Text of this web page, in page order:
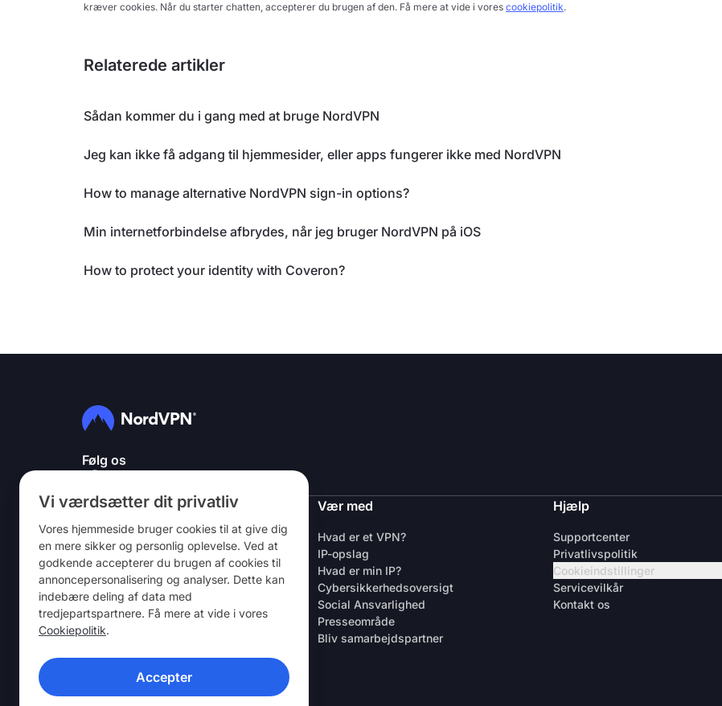
Vi værdsætter dit privatliv
Vores hjemmeside bruger cookies til at give dig
en mere sikker og personlig oplevelse. Ved at
godkende accepterer du brugen af ​​cookies til
annoncepersonalisering og analyser. Dette kan
indebære deling af data med
tredjepartspartnere. Få mere at vide i vores
Cookiepolitik.
Accepter
kræver cookies. Når du starter chatten, accepterer du brugen af den. Få mere at vide i vores cookiepolitik.
Relaterede artikler
Sådan kommer du i gang med at bruge NordVPN
Jeg kan ikke få adgang til hjemmesider, eller apps fungerer ikke med NordVPN
How to manage alternative NordVPN sign-in options?
Min internetforbindelse afbrydes, når jeg bruger NordVPN på iOS
How to protect your identity with Coveron?
Følg os
NordVPN
Om Os
Stillinger
Gratis VPN-prøveversion
VPN-routere
Anmeldelser
Studenter- og medarbejderrabat
Hvor du kan købe det
Henvis en ven
Vær med
Hvad er et VPN?
IP-opslag
Hvad er min IP?
Cybersikkerhedsoversigt
Social Ansvarlighed
Presseområde
Bliv samarbejdspartner
Hjælp
Supportcenter
Privatlivspolitik
Cookieindstillinger
Servicevilkår
Kontakt os
VPN-APPS